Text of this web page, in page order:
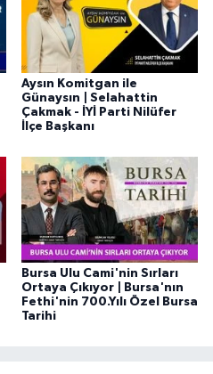
Aysın Komitgan ile
Günaysın | Selahattin
Çakmak - İYİ Parti Nilüfer
İlçe Başkanı
Bursa Ulu Cami'nin Sırları
Ortaya Çıkıyor | Bursa'nın
Fethi'nin 700.Yılı Özel Bursa
Tarihi